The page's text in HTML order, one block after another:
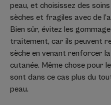
peau, et choisissez des
sèches et fragiles avec de
Bien sûr, évitez les
traitement, car ils peuvent
sèche en venant renforcer
cutanée. Même chose pour
sont dans ce cas plus du
peau.